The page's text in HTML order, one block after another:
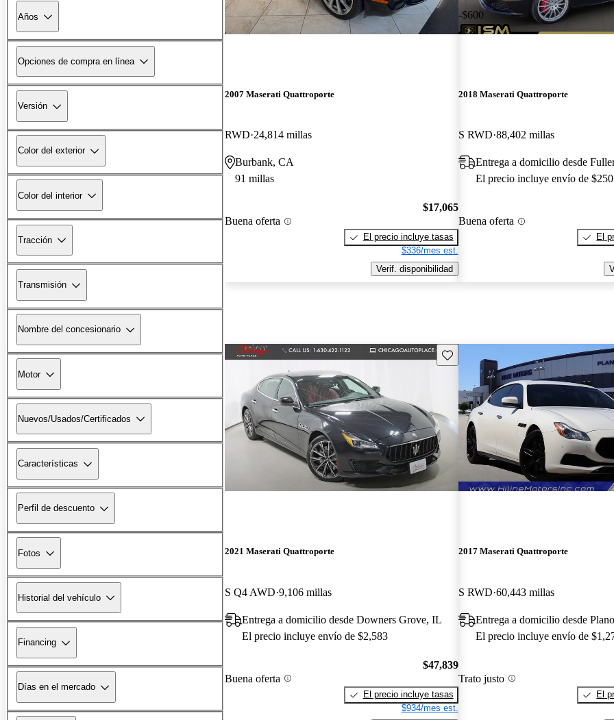
Años
Opciones de compra en línea
Versión
Color del exterior
Color del interior
Tracción
Transmisión
Nombre del concesionario
Motor
Nuevos/Usados/Certificados
Características
Perfil de descuento
Fotos
Historial del vehículo
Financing
Días en el mercado
2007 Maserati Quattroporte
RWD 24,814 millas
Burbank, CA
91 millas
Buena oferta
$17,065
El precio incluye tasas
$336/mes est.
Verif. disponibilidad
-$600
2018 Maserati Quattroporte
S RWD 88,402 millas
Entrega a domicilio desde
El precio incluye envío de $250
Buena oferta
El
Guarda este Aviso
2021 Maserati Quattroporte
S Q4 AWD 9,106 millas
Entrega a domicilio desde Downers Grove, IL
El precio incluye envío de $2,583
Buena oferta
$47,839
El precio incluye tasas
$934/mes est.
2017 Maserati Quattroporte
S RWD 60,443 millas
Entrega a domicilio desde
El precio incluye envío de
Trato justo
El